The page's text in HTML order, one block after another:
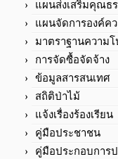
แผนส่งเสริมคุณธ
แผนจัดการองค์ค
มาตราฐานความโ
การจัดซื้อจัดจ้าง
ข้อมูลสารสนเทศ
สถิติป่าไม้
แจ้งเรื่องร้องเรียน
คู่มือประชาชน
คู่มือประกอบการ